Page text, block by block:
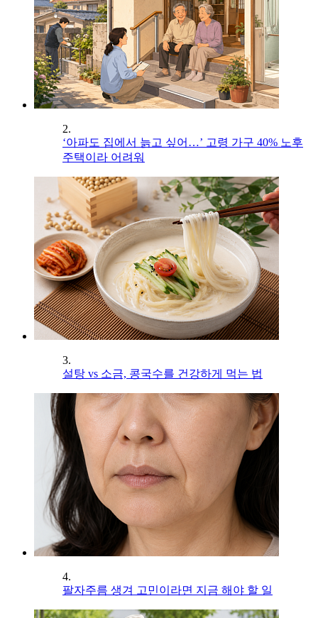
2.
‘아파도 집에서 늙고 싶어…’ 고령 가구 40% 노후
주택이라 어려워
3.
설탕 vs 소금, 콩국수를 건강하게 먹는 법
4.
팔자주름 생겨 고민이라면 지금 해야 할 일